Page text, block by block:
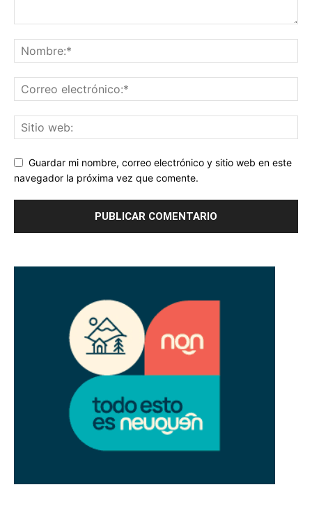
Guardar mi nombre, correo electrónico y sitio web en este
navegador la próxima vez que comente.